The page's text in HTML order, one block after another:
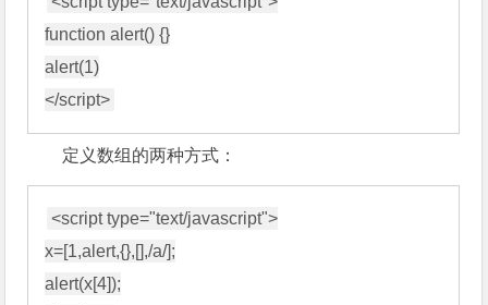
function alert() {}
alert(1)
定义数组的两种方式：
<script type="text/javascript">
x=[1,alert,{},[],/a/];
alert(x[4]);